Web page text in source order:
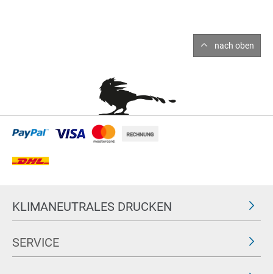
nach oben
KLIMANEUTRALES DRUCKEN
SERVICE